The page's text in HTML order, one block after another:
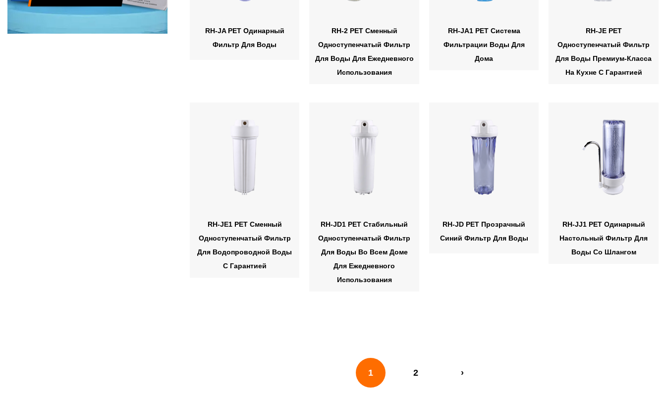
RH-JA PET Одинарный
Фильтр Для Воды
RH-2 PET Сменный
Одноступенчатый Фильтр
Для Воды Для Ежедневного
Использования
RH-JA1 PET Система
Фильтрации Воды Для
Дома
RH-JE PET
Одноступенчатый Фильтр
Для Воды Премиум-Класса
На Кухне С Гарантией
RH-JE1 PET Сменный
Одноступенчатый Фильтр
Для Водопроводной Воды
С Гарантией
RH-JD1 PET Стабильный
Одноступенчатый Фильтр
Для Воды Во Всем Доме
Для Ежедневного
Использования
RH-JD PET Прозрачный
Синий Фильтр Для Воды
RH-JJ1 PET Одинарный
Настольный Фильтр Для
Воды Со Шлангом
1 2 ›